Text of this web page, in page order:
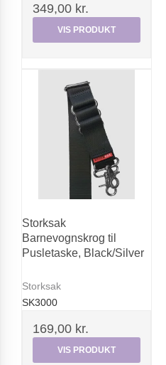
349,00 kr.
VIS PRODUKT
Storksak
Barnevognskrog til
Pusletaske, Black/Silver
Storksak
SK3000
169,00 kr.
VIS PRODUKT